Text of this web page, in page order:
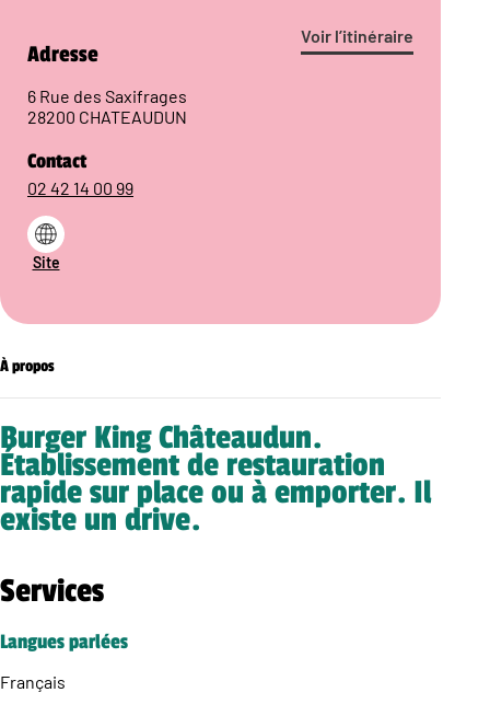
Voir l’itinéraire
Adresse
6 Rue des Saxifrages
28200 CHATEAUDUN
Contact
02 42 14 00 99
Site
À propos
Burger King Châteaudun.
Établissement de restauration
rapide sur place ou à emporter. Il
existe un drive.
Services
Langues parlées
Français